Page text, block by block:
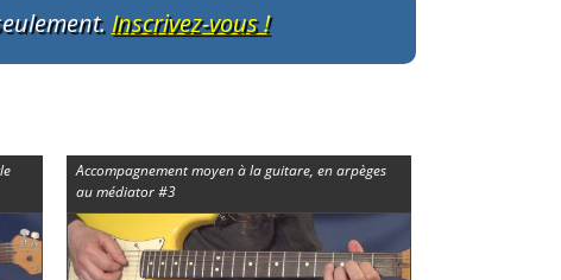
Inscrivez-vous !
Accompagnement moyen à la guitare, en arpèges
au médiator #3